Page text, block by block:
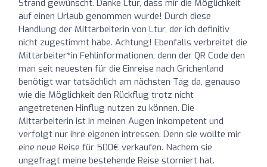
Strand gewünscht. Danke Ltur, dass mir die Möglichkeit
auf einen Urlaub genommen wurde! Durch diese
Handlung der Mittarbeiterin von Ltur, der ich definitiv
nicht zugestimmt habe. Achtung! Ebenfalls verbreitet die
Mittarbeiter*in Fehlinformationen, denn der QR Code den
man seit neuesten für die Einreise nach Grichenland
benötigt war tatsächlich am nächsten Tag da, genauso
wie die Möglichkeit den Rückflug trotz nicht
angetretenen Hinflug nutzen zu können. Die
Mittarbeiterin ist in meinen Augen inkompetent und
verfolgt nur ihre eigenen intressen. Denn sie wollte mir
eine neue Reise für 500€ verkaufen. Nachem sie
ungefragt meine bestehende Reise storniert hat.